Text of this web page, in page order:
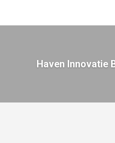
Haven Innovatie